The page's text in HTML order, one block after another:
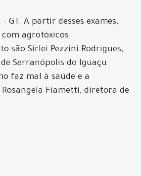
GT. A partir desses exames,
agrotóxicos.
são Sirlei Pezzini Rodrigues,
Serranópolis do Iguaçu.
faz mal à saúde e a
Fiametti, diretora de